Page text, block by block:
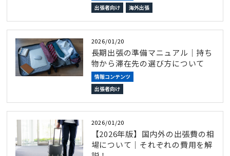
出張者向け
海外出張
2026/01/20
長期出張の準備マニュアル｜持ち
物から滞在先の選び方について
情報コンテンツ
出張者向け
2026/01/20
【2026年版】国内外の出張費の相
場について｜それぞれの費用を解